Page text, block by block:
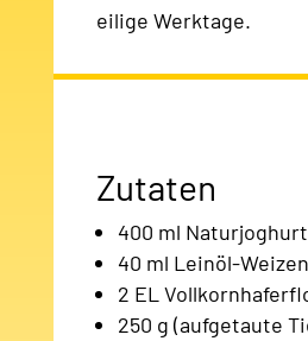
eilige Werktage.
Zutaten
400 ml
40 ml Leinöl-
2 EL
250 g (aufgetaute